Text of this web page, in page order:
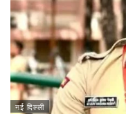
नई दिल्ली